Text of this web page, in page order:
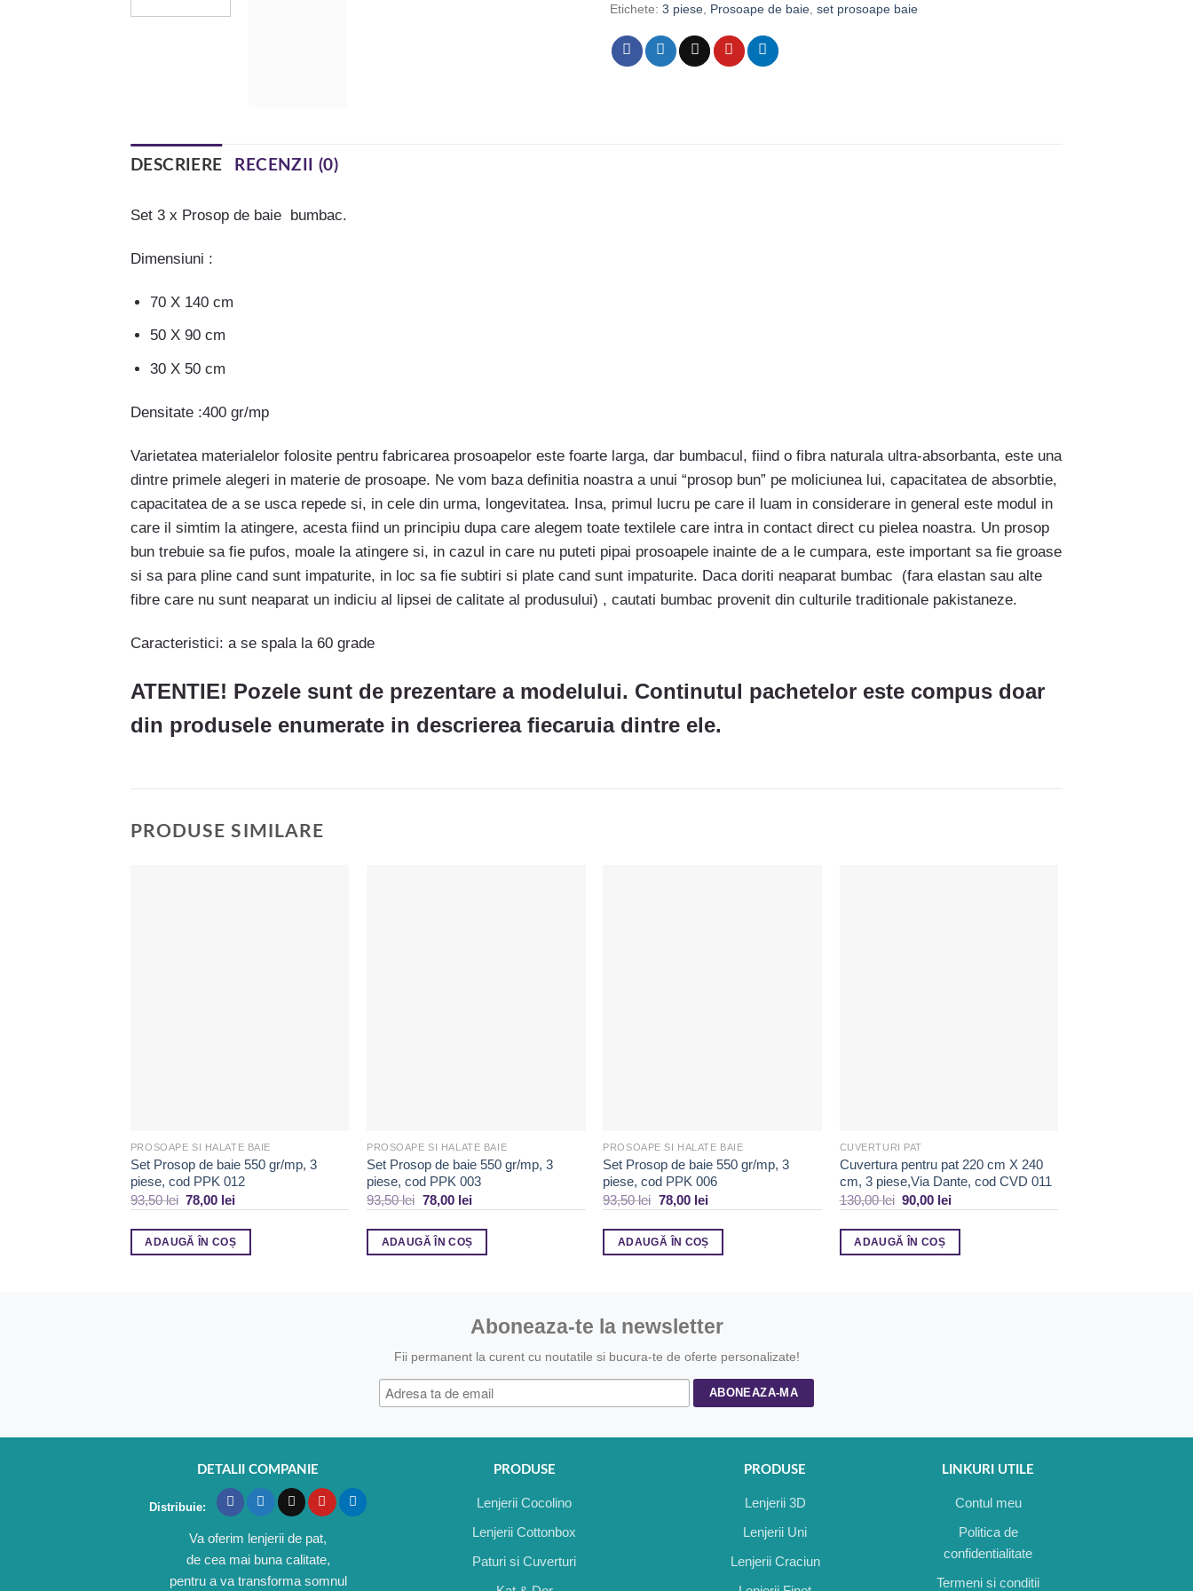
Etichete: 3 piese, Prosoape de baie, set prosoape baie
DESCRIERE RECENZII (0)
Set 3 x Prosop de baie bumbac.
Dimensiuni :
70 X 140 cm
50 X 90 cm
30 X 50 cm
Densitate :400 gr/mp
Varietatea materialelor folosite pentru fabricarea prosoapelor este foarte larga, dar bumbacul, fiind o fibra naturala ultra-absorbanta, este una
dintre primele alegeri in materie de prosoape. Ne vom baza definitia noastra a unui “prosop bun” pe moliciunea lui, capacitatea de absorbtie,
capacitatea de a se usca repede si, in cele din urma, longevitatea. Insa, primul lucru pe care il luam in considerare in general este modul in
care il simtim la atingere, acesta fiind un principiu dupa care alegem toate textilele care intra in contact direct cu pielea noastra. Un prosop
bun trebuie sa fie pufos, moale la atingere si, in cazul in care nu puteti pipai prosoapele inainte de a le cumpara, este important sa fie groase
si sa para pline cand sunt impaturite, in loc sa fie subtiri si plate cand sunt impaturite. Daca doriti neaparat bumbac (fara elastan sau alte
fibre care nu sunt neaparat un indiciu al lipsei de calitate al produsului) , cautati bumbac provenit din culturile traditionale pakistaneze.
Caracteristici: a se spala la 60 grade
ATENTIE! Pozele sunt de prezentare a modelului. Continutul pachetelor este compus doar
din produsele enumerate in descrierea fiecaruia dintre ele.
PRODUSE SIMILARE
PROSOAPE SI HALATE BAIE
Set Prosop de baie 550 gr/mp, 3
piese, cod PPK 012
93,50lei 78,00 lei
ADAUGĂ ÎN COȘ
PROSOAPE SI HALATE BAIE
Set Prosop de baie 550 gr/mp, 3
piese, cod PPK 003
93,50lei 78,00 lei
ADAUGĂ ÎN COȘ
PROSOAPE SI HALATE BAIE
Set Prosop de baie 550 gr/mp, 3
piese, cod PPK 006
93,50lei 78,00 lei
ADAUGĂ ÎN COȘ
CUVERTURI PAT
Cuvertura pentru pat 220 cm X 240
cm, 3 piese,Via Dante, cod CVD 011
130,00lei 90,00 lei
ADAUGĂ ÎN COȘ
Aboneaza-te la newsletter
Fii permanent la curent cu noutatile si bucura-te de oferte personalizate!
DETALII COMPANIE
Distribuie:
Va oferim lenjerii de pat,
de cea mai buna calitate,
pentru a va transforma somnul
PRODUSE
Lenjerii Cocolino
Lenjerii Cottonbox
Paturi si Cuverturi
PRODUSE
Lenjerii 3D
Lenjerii Uni
Lenjerii Craciun
LINKURI UTILE
Contul meu
Politica de
confidentialitate
Termeni si conditii